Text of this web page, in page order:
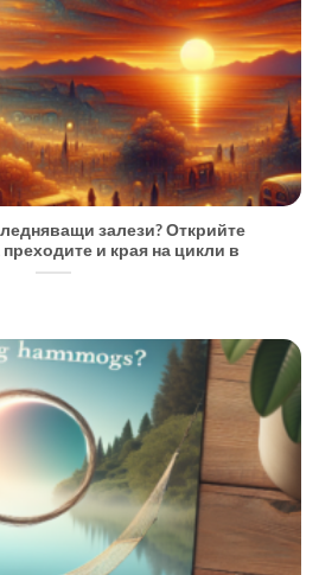
залези? Открийте
и края на цикли в